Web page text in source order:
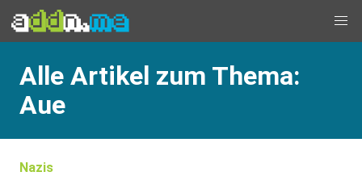
Alle Artikel zum Thema:
Aue
Nazis